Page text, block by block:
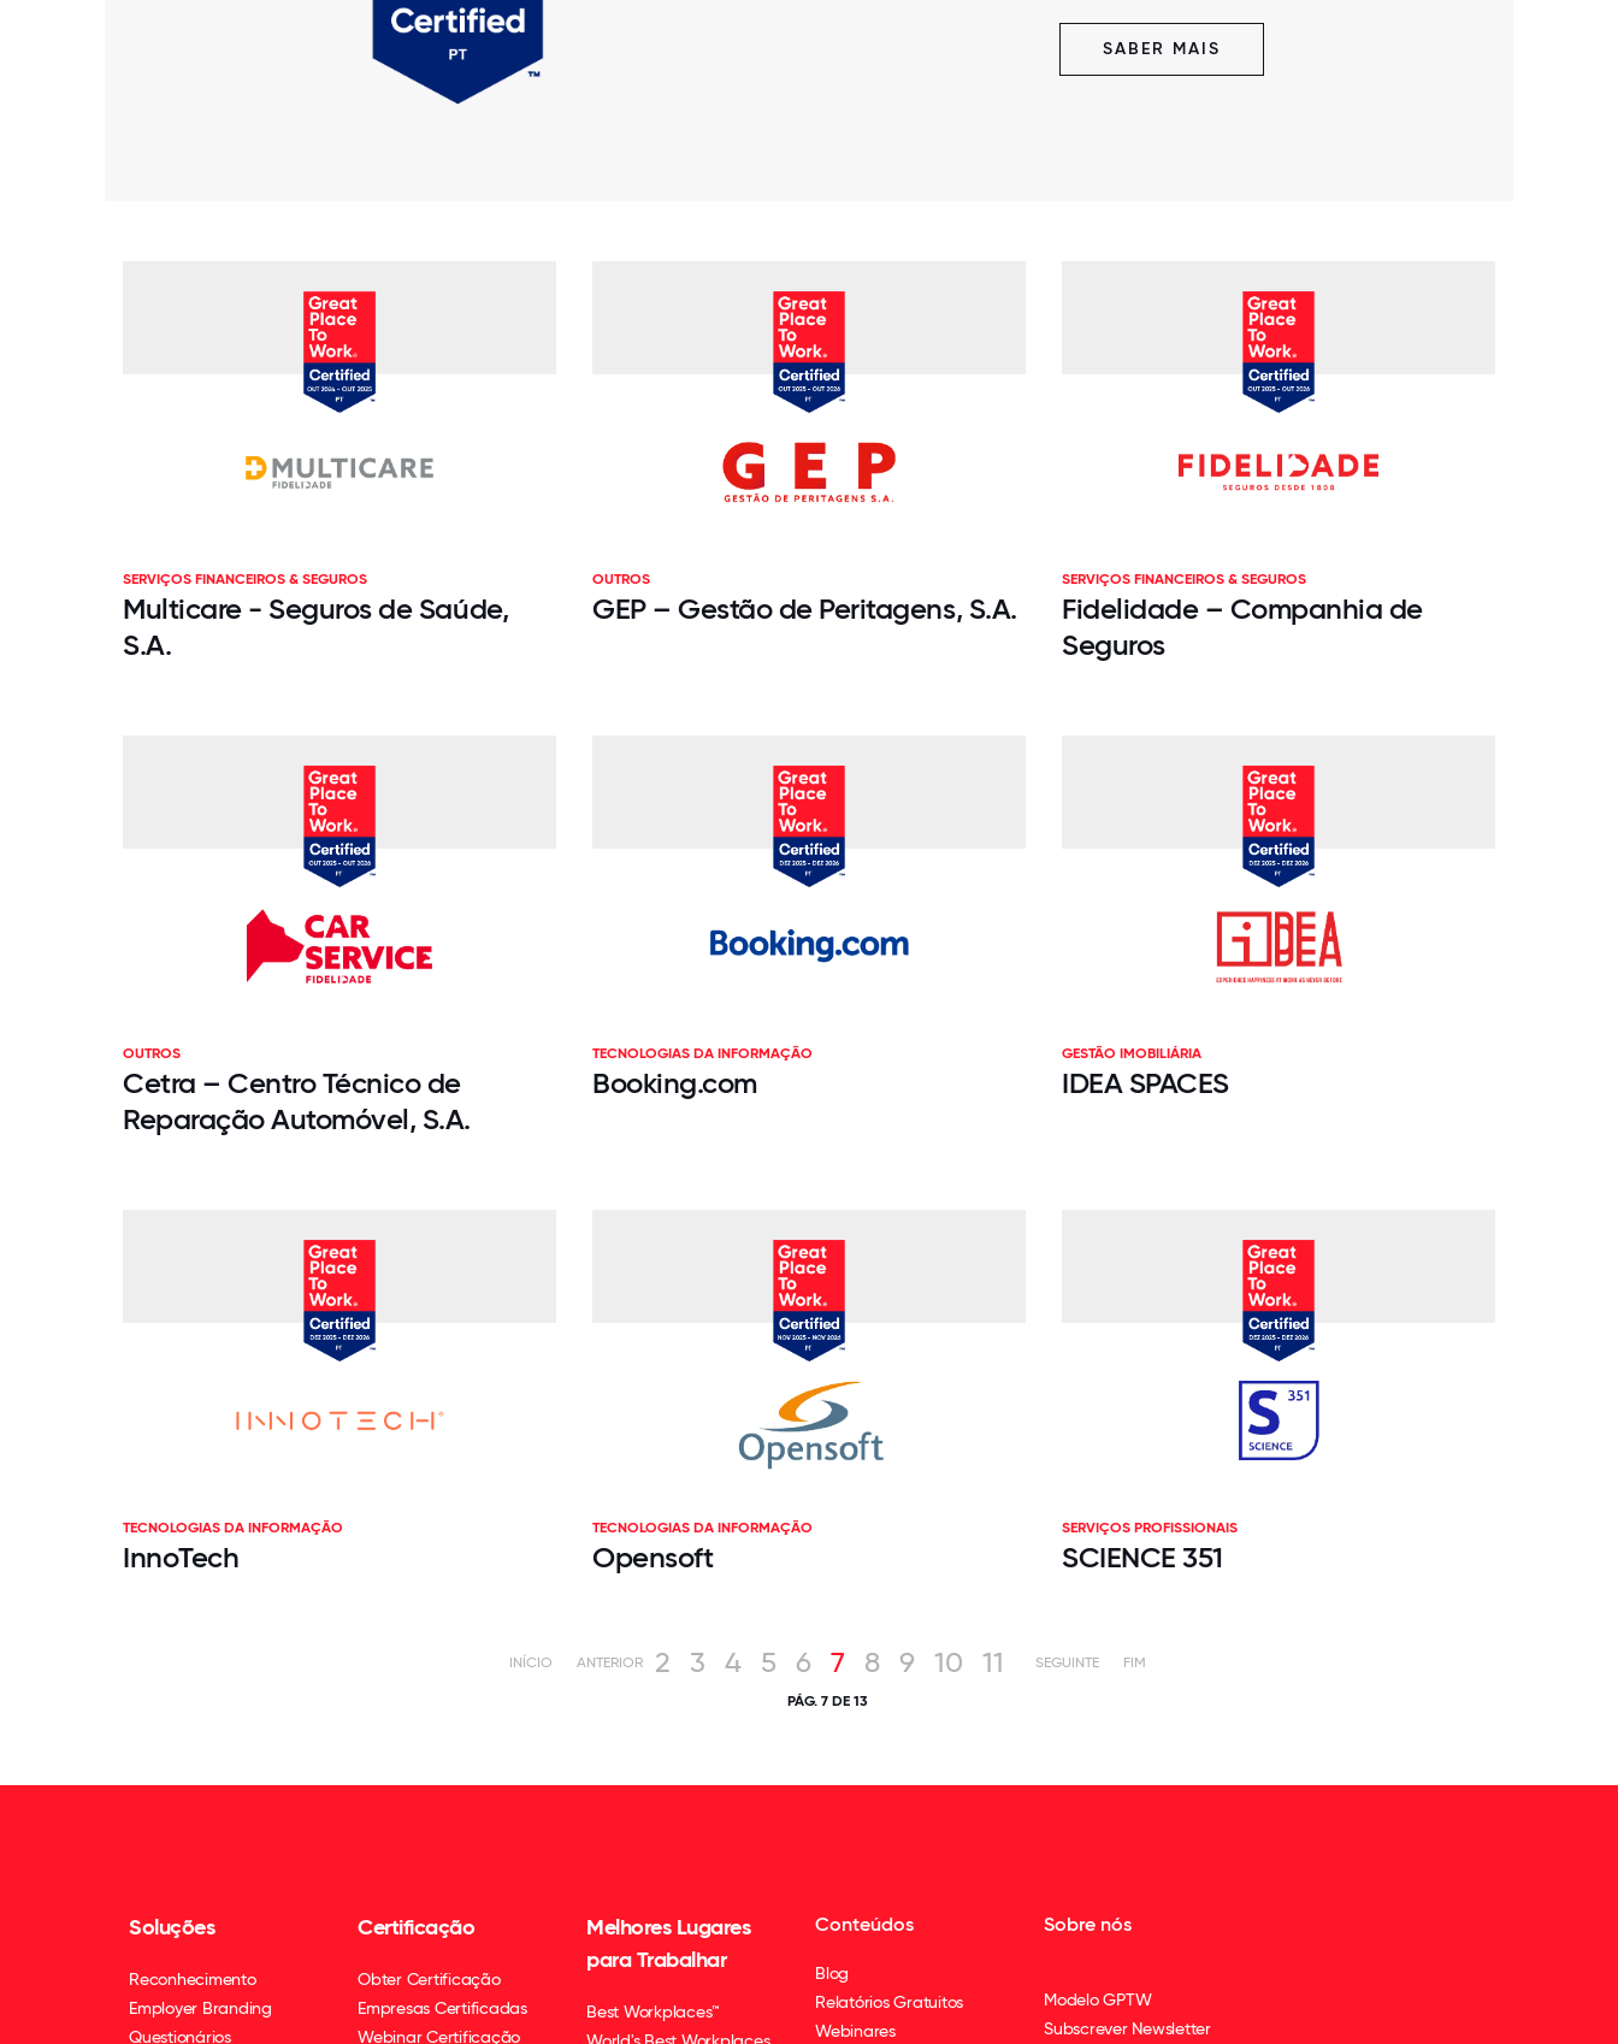
SABER MAIS
SERVIÇOS FINANCEIROS & SEGUROS
Multicare - Seguros de Saúde,
S.A.
OUTROS
GEP – Gestão de Peritagens, S.A.
SERVIÇOS FINANCEIROS & SEGUROS
Fidelidade – Companhia de
Seguros
OUTROS
Cetra – Centro Técnico de
Reparação Automóvel, S.A.
TECNOLOGIAS DA INFORMAÇÃO
Booking.com
GESTÃO IMOBILIÁRIA
IDEA SPACES
TECNOLOGIAS DA INFORMAÇÃO
InnoTech
TECNOLOGIAS DA INFORMAÇÃO
Opensoft
SERVIÇOS PROFISSIONAIS
SCIENCE 351
INÍCIO ANTERIOR 2 3 4 5 6 7 8 9 10 11 SEGUINTE FIM
PÁG. 7 DE 13
Soluções
Reconhecimento
Employer Branding
Questionários
Certificação
Obter Certificação
Empresas Certificadas
Webinar Certificação
Melhores Lugares
para Trabalhar
Best Workplaces™
Conteúdos
Blog
Relatórios Gratuitos
Webinares
Sobre nós
Modelo GPTW
Subscrever Newsletter